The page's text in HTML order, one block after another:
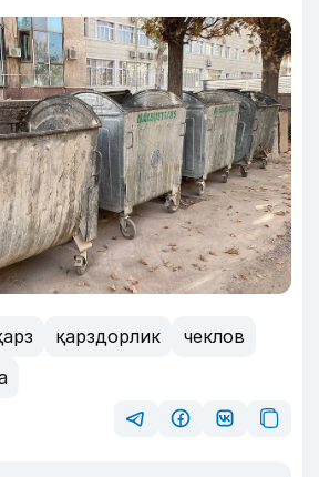
қарздорлик
чеклов